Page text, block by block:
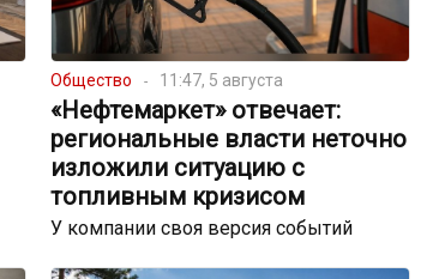
Общество 11:47, 5 августа
«Нефтемаркет» отвечает:
региональные власти неточно
изложили ситуацию с
топливным кризисом
У компании своя версия событий